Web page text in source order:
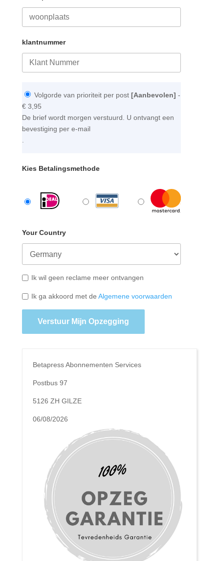
klantnummer
Volgorde van prioriteit per post [Aanbevolen] -
€ 3,95
De brief wordt morgen verstuurd. U ontvangt een
bevestiging per e-mail
.
Kies Betalingsmethode
Your Country
Ik wil geen reclame meer ontvangen
Ik ga akkoord met de Algemene voorwaarden
Verstuur Mijn Opzegging
Betapress Abonnementen Services
Postbus 97
5126 ZH GILZE
06/08/2026